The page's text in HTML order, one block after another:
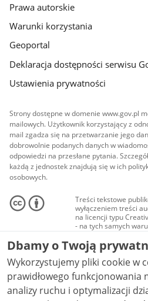
Prawa autorskie
Warunki korzystania
Geoportal
Deklaracja dostępności serwisu
Ustawienia prywatności
Strony dostępne w domenie www.gov.pl
mailowych. Użytkownik korzystający z
mail zgadza się na przetwarzanie jego
dobrowolnie podanych danych w
odpowiedzi na przesłane pytania.
każdą z jednostek znajdują się w ich
osobowych.
Treści tekstowe
wyłączeniem treści
na licencji typu
- na tych samych
Materiały
audio i wideo, są
Creative Commons:
niekomercyjne - bez
NC-ND 4.0), o ile nie
Dbamy o Twoją
Wykorzystujemy pliki cookie w
prawidłowego funkcjonowania
analizy ruchu i optymalizacji działania